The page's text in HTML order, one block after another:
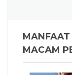
MACAM